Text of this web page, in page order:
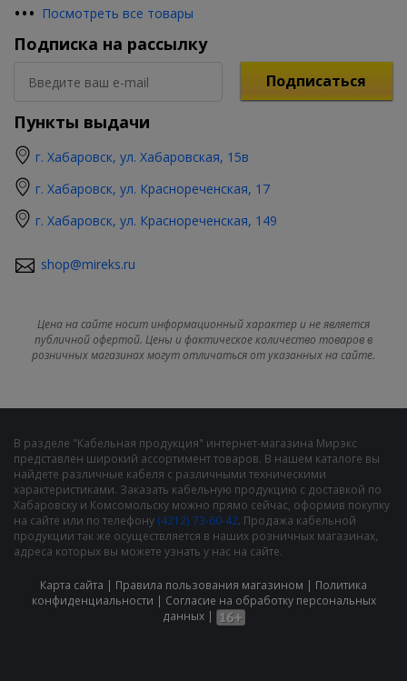
••• Посмотреть все товары
Подписка на рассылку
Подписаться
Пункты выдачи
г. Хабаровск, ул. Хабаровская, 15в
г. Хабаровск, ул. Краснореченская, 17
г. Хабаровск, ул. Краснореченская, 149
shop@mireks.ru
Цена на сайте носит информационный характер и не является
публичной офертой. Цены и фактическое количество товаров в
розничных магазинах могут отличаться от указанных на сайте.
В разделе "Кабельная продукция" интернет-магазина Мирэкс
представлен широкий ассортимент товаров. В нашем каталоге вы
найдете различные кабеля с различными техническими
характеристиками. Заказать кабельную продукцию с доставкой по
Хабаровску и Комсомольску можно прямо сейчас, оформив покупку
на сайте или по телефону (4212) 73-60-42. Продажа кабельной
продукции так же осуществляется в наших розничных магазинах,
адреса которых вы можете узнать у нас на сайте.
Карта сайта | Правила пользования магазином | Политика
конфиденциальности | Cогласие на обработку персональных
данных|